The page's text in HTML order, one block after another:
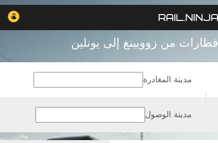
قطارات من زوويينغ إلى يونلين
مدينة المغادرة
مدينة الوصول